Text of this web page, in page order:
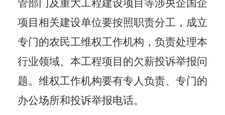
管部门及重大工程建设项目等涉央企国企
项目相关建设单位要按照职责分工，成立
专门的农民工维权工作机构，负责处理本
行业领域、本工程项目的欠薪投诉举报问
题。维权工作机构要有专人负责、专门的
办公场所和投诉举报电话。